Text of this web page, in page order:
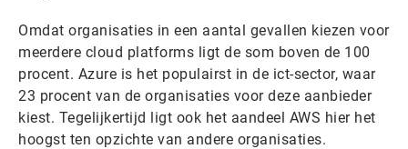
Omdat organisaties in een aantal gevallen kiezen voor
meerdere cloud platforms ligt de som boven de 100
procent. Azure is het populairst in de ict-sector, waar
23 procent van de organisaties voor deze aanbieder
kiest. Tegelijkertijd ligt ook het aandeel AWS hier het
hoogst ten opzichte van andere organisaties.